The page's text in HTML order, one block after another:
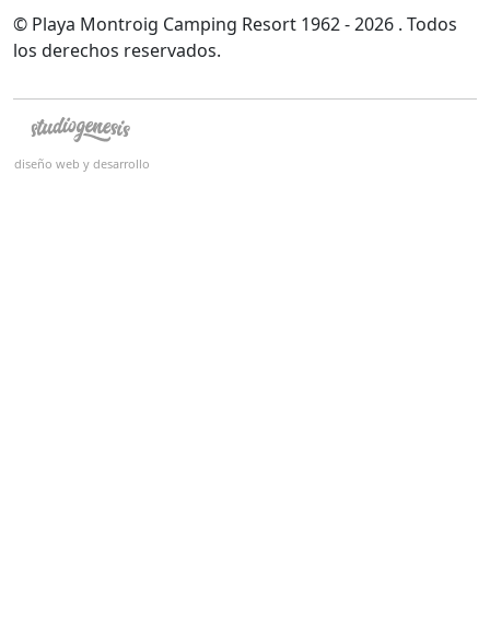
© Playa Montroig Camping Resort 1962 - 2026 . Todos
los derechos reservados.